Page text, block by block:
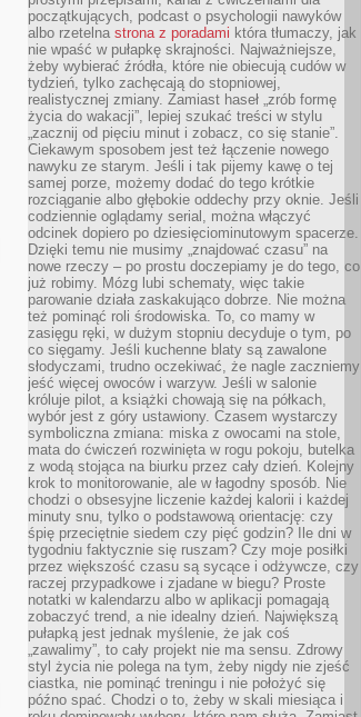
początkujących, podcast o psychologii nawyków
albo rzetelna strona z poradami która tłumaczy, jak
nie wpaść w pułapkę skrajności. Najważniejsze,
żeby wybierać źródła, które nie obiecują cudów w
tydzień, tylko zachęcają do stopniowej,
realistycznej zmiany. Zamiast haseł „zrób formę
życia do wakacji”, lepiej szukać treści w stylu
„zacznij od pięciu minut i zobacz, co się stanie”.
Ciekawym sposobem jest też łączenie nowego
nawyku ze starym. Jeśli i tak pijemy kawę o tej
samej porze, możemy dodać do tego krótkie
rozciąganie albo głębokie oddechy przy oknie. Jeśli
codziennie oglądamy serial, można włączyć
odcinek dopiero po dziesięciominutowym spacerze.
Dzięki temu nie musimy „znajdować czasu” na
nowe rzeczy – po prostu doczepiamy je do tego, co
już robimy. Mózg lubi schematy, więc takie
parowanie działa zaskakująco dobrze. Nie można
też pominąć roli środowiska. To, co mamy w
zasięgu ręki, w dużym stopniu decyduje o tym, po
co sięgamy. Jeśli kuchenne blaty są zawalone
słodyczami, trudno oczekiwać, że nagle zaczniemy
jeść więcej owoców i warzyw. Jeśli w salonie
króluje pilot, a książki chowają się na półkach,
wybór jest z góry ustawiony. Czasem wystarczy
symboliczna zmiana: miska z owocami na stole,
mata do ćwiczeń rozwinięta w rogu pokoju, butelka
z wodą stojąca na biurku przez cały dzień. Kolejny
krok to monitorowanie, ale w łagodny sposób. Nie
chodzi o obsesyjne liczenie każdej kalorii i każdej
minuty snu, tylko o podstawową orientację: czy
śpię przeciętnie siedem czy pięć godzin? Ile dni w
tygodniu faktycznie się ruszam? Czy moje posiłki
przez większość czasu są sycące i odżywcze, czy
raczej przypadkowe i zjadane w biegu? Proste
notatki w kalendarzu albo w aplikacji pomagają
zobaczyć trend, a nie idealny dzień. Największą
pułapką jest jednak myślenie, że jak coś
„zawalimy”, to cały projekt nie ma sensu. Zdrowy
styl życia nie polega na tym, żeby nigdy nie zjeść
ciastka, nie pominąć treningu i nie położyć się
późno spać. Chodzi o to, żeby w skali miesiąca i